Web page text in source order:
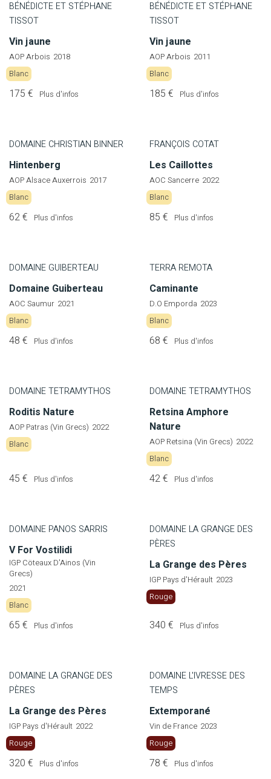
BÉNÉDICTE ET STÉPHANE
TISSOT
Vin jaune
AOP Arbois 2018
Blanc
175 € Plus d'infos
BÉNÉDICTE ET STÉPHANE
TISSOT
Vin jaune
AOP Arbois 2011
Blanc
185 € Plus d'infos
DOMAINE CHRISTIAN BINNER
Hintenberg
AOP Alsace Auxerrois 2017
Blanc
62 € Plus d'infos
FRANÇOIS COTAT
Les Caillottes
AOC Sancerre 2022
Blanc
85 € Plus d'infos
DOMAINE GUIBERTEAU
Domaine Guiberteau
AOC Saumur 2021
Blanc
48 € Plus d'infos
TERRA REMOTA
Caminante
D.O Emporda 2023
Blanc
68 € Plus d'infos
DOMAINE TETRAMYTHOS
Roditis Nature
AOP Patras (Vin Grecs) 2022
Blanc
45 € Plus d'infos
DOMAINE TETRAMYTHOS
Retsina Amphore
Nature
AOP Retsina (Vin Grecs) 2022
Blanc
42 € Plus d'infos
DOMAINE PANOS SARRIS
V For Vostilidi
IGP Cöteaux D'Ainos (Vin
Grecs)
2021
Blanc
65 € Plus d'infos
DOMAINE LA GRANGE DES
PÈRES
La Grange des Pères
IGP Pays d'Hérault 2023
Rouge
340 € Plus d'infos
DOMAINE LA GRANGE DES
PÈRES
La Grange des Pères
IGP Pays d'Hérault 2022
Rouge
320 € Plus d'infos
DOMAINE L'IVRESSE DES
TEMPS
Extemporané
Vin de France 2023
Rouge
78 € Plus d'infos